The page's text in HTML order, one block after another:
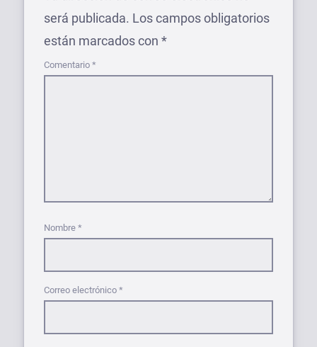
será publicada. Los campos obligatorios
están marcados con *
Comentario *
Nombre *
Correo electrónico *